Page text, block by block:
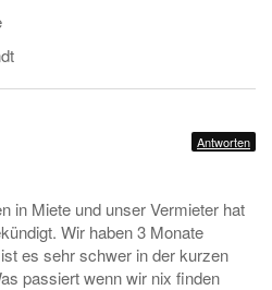
Antworten
in Miete und unser Vermieter hat
Wir haben 3 Monate
es sehr schwer in der kurzen
passiert wenn wir nix finden